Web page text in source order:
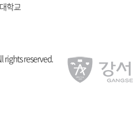
학교
rights reserved.